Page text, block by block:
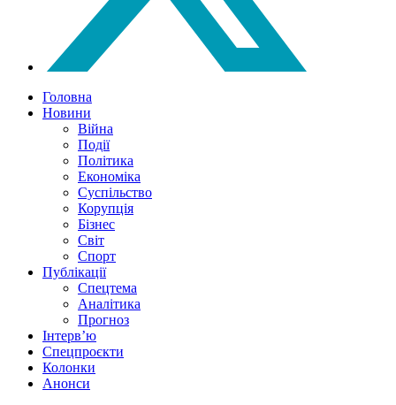
Головна
Новини
Війна
Події
Політика
Економіка
Суспільство
Корупція
Бізнес
Світ
Спорт
Публікації
Спецтема
Аналітика
Прогноз
Інтерв’ю
Спецпроєкти
Колонки
Анонси